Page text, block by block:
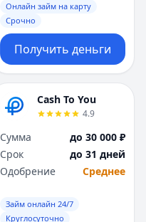
Онлайн займ на карту
Срочно
Получить деньги
Cash To You
4.9
Сумма
до 30 000 ₽
Срок
до 31 дней
Одобрение
Среднее
Займ онлайн 24/7
Круглосуточно